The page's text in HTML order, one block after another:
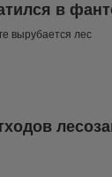
в
вырубается лес